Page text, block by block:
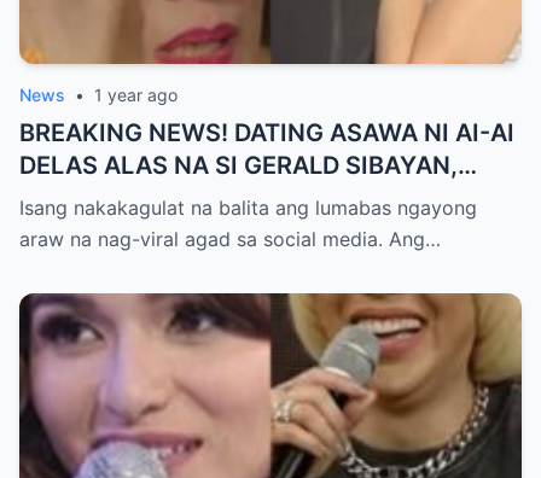
News • 1 year ago
BREAKING NEWS! DATING ASAWA NI AI-AI
DELAS ALAS NA SI GERALD SIBAYAN,
TIMBOG SA MILYON-MILYONG PERANG
NILIMAS UMANO! Showbiz World
MAKAPANIWALA SA MATINDING
PAGTATAKSIL!
Isang nakakagulat na balita ang lumabas ngayong
araw na nag-viral agad sa social media. Ang…